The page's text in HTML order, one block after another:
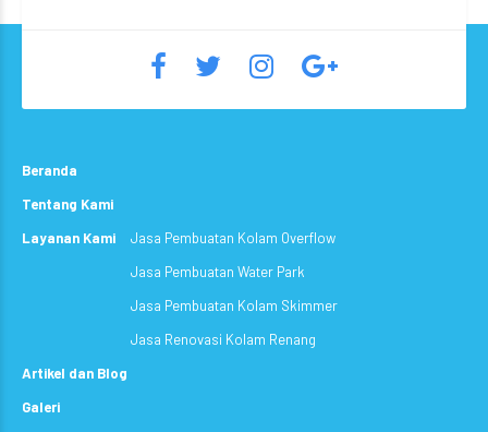
Beranda
Tentang Kami
Layanan Kami
Jasa Pembuatan Kolam Overflow
Jasa Pembuatan Water Park
Jasa Pembuatan Kolam Skimmer
Jasa Renovasi Kolam Renang
Artikel dan Blog
Galeri